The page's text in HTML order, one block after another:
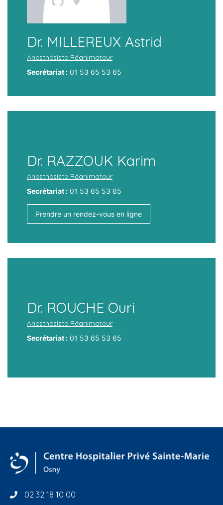
Dr. MILLEREUX Astrid
Anesthésiste Réanimateur
Secrétariat : 01 53 65 53 65
Dr. RAZZOUK Karim
Anesthésiste Réanimateur
Secrétariat : 01 53 65 53 65
Prendre un rendez-vous en ligne
Dr. ROUCHE Ouri
Anesthésiste Réanimateur
Secrétariat : 01 53 65 53 65
02 32 18 10 00